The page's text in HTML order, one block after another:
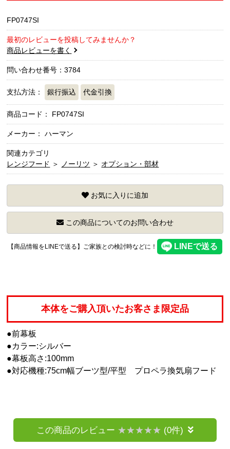
FP0747SI
最初のレビューを投稿してみませんか？
商品レビューを書く
問い合わせ番号：3784
支払方法： 銀行振込 代金引換
商品コード： FP0747SI
メーカー： ハーマン
関連カテゴリ
レンジフード ＞ ノーリツ ＞ オプション・部材
お気に入りに追加
この商品についてのお問い合わせ
【商品情報をLINEで送る】ご家族との検討時などに！
本体をご購入頂いたお客さま限定品
●前幕板
●カラー:シルバー
●幕板高さ:100mm
●対応機種:75cm幅ブーツ型/平型 プロペラ換気扇フード
この商品のレビュー (0件)